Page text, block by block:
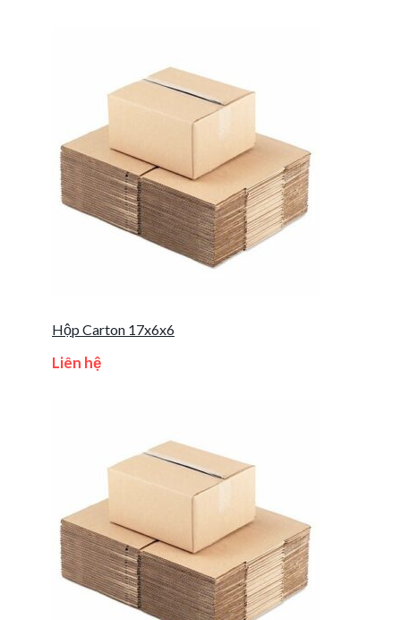
Hộp Carton 17x6x6
Liên hệ